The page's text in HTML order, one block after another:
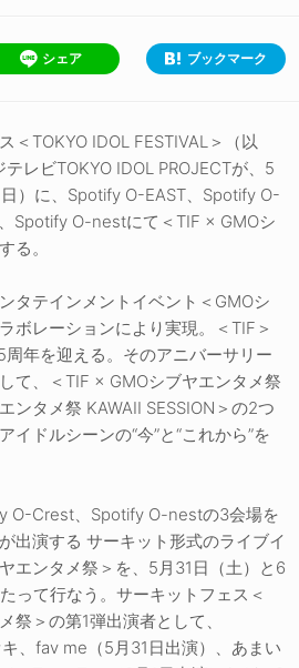
シェア ブックマーク
＜TOKYO IDOL FESTIVAL＞（以
レビTOKYO IDOL PROJECTが、5
）に、Spotify O-EAST、Spotify O-
Spotify O-nestにて＜TIF × GMOシ
る。
タテインメントイベント＜GMOシ
ボレーションにより実現。＜TIF＞
年を迎える。そのアニバーサリー
て、＜TIF × GMOシブヤエンタメ祭
ンタメ祭 KAWAII SESSION＞の2つ
イドルシーンの“今”と“これから”を
O-Crest、Spotify O-nestの3会場を
出演する サーキット形式のライブイ
エンタメ祭＞を、5月31日（土）と6
って行なう。サーキットフェス＜
祭＞の第1弾出演者として、
、fav me（5月31日出演）、あまい